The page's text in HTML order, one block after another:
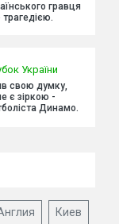
гравця
України
свою думку,
є зіркою -
Динамо.
Киев